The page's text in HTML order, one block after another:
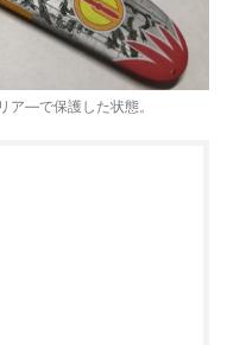
ア―で保護した状態。